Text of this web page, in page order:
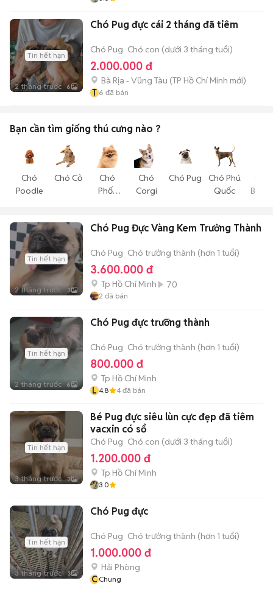
Tin hết hạn
2 tháng trước 6
Chó Pug đực cái 2 tháng đã tiêm
Chó Pug Chó con (dưới 3 tháng tuổi)
2.000.000 đ
Bà Rịa - Vũng Tàu (TP Hồ Chí Minh mới)
T 6 đã bán
Bạn cần tìm giống thú cưng nào ?
Chó
Poodle
Chó Cỏ
Chó
Phốc
Chó
Corgi
Chó Pug
Chó Phú
Quốc
Tin hết hạn
2 tháng trước 3
Chó Pug Đực Vàng Kem Trưởng Thành
Chó Pug Chó trưởng thành (hơn 1 tuổi)
3.600.000 đ
Tp Hồ Chí Minh 70
2 đã bán
Tin hết hạn
2 tháng trước 6
Chó Pug đực trưỡng thành
Chó Pug Chó trưởng thành (hơn 1 tuổi)
800.000 đ
Tp Hồ Chí Minh
L 4.8 4 đã bán
Tin hết hạn
3 tháng trước 3
Bé Pug đực siêu lùn cực đẹp đã tiêm
vacxin có sổ
Chó Pug Chó con (dưới 3 tháng tuổi)
1.200.000 đ
Tp Hồ Chí Minh
3.0
Tin hết hạn
3 tháng trước 3
Chó Pug đực
Chó Pug Chó trưởng thành (hơn 1 tuổi)
1.000.000 đ
Hải Phòng
CChung